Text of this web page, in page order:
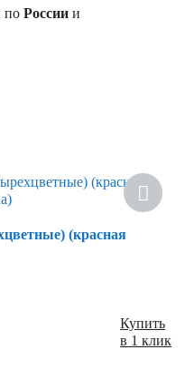
по России и
(красная
Купить
в 1 клик